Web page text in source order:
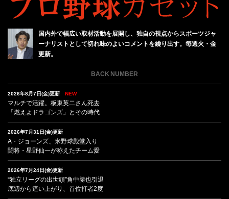
国内外で幅広い取材活動を展開し、独自の視点からスポーツジャ
ーナリストとして切れ味のよいコメントを繰り出す。毎週火・金
更新。
BACK NUMBER
2026年8月7日(金)更新 NEW
マルチで活躍。板東英二さん死去
「燃えよドラゴンズ」とその時代
2026年7月31日(金)更新
A・ジョーンズ、米野球殿堂入り
闘将・星野仙一が称えたチーム愛
2026年7月24日(金)更新
“独立リーグの出世頭”角中勝也引退
底辺から這い上がり、首位打者2度